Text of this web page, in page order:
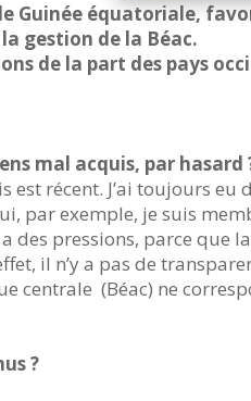
Guinée équatoriale,
gestion de la Béac.
de la part des pays
mal acquis, par hasard
récent. J’ai toujours
par exemple, je suis
des pressions, parce
il n’y a pas de
centrale (Béac) ne
?